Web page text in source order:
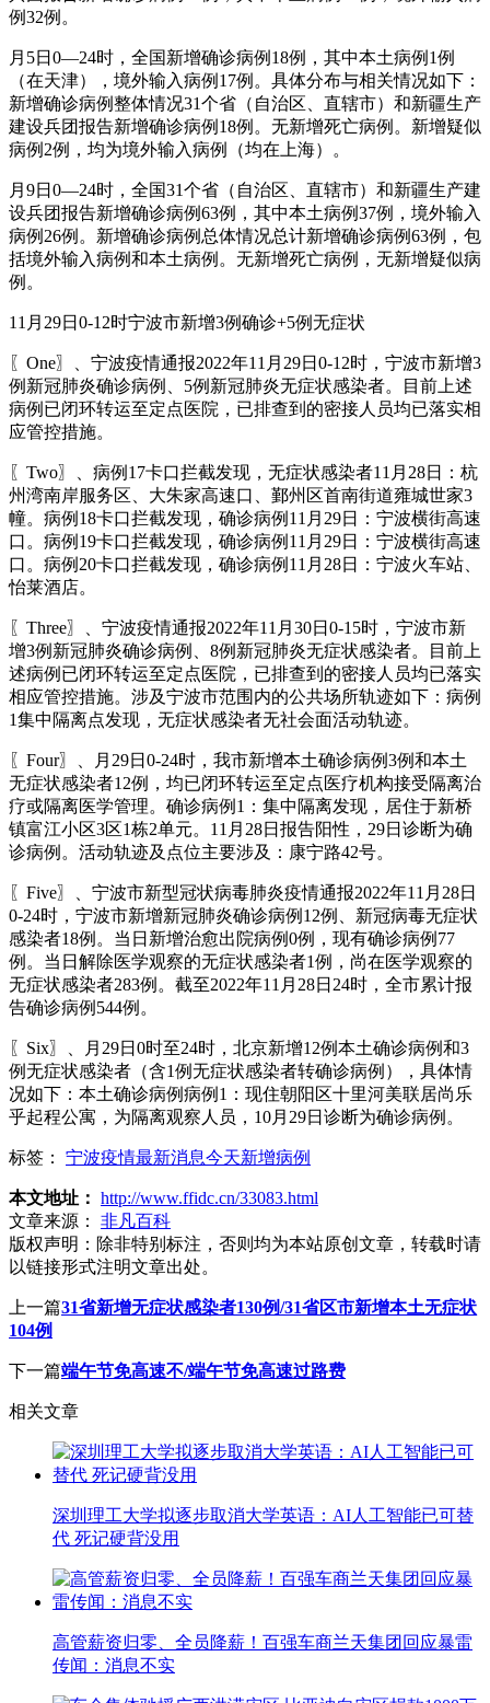
例32例。
月5日0—24时，全国新增确诊病例18例，其中本土病例1例
（在天津），境外输入病例17例。具体分布与相关情况如下：
新增确诊病例整体情况31个省（自治区、直辖市）和新疆生产
建设兵团报告新增确诊病例18例。无新增死亡病例。新增疑似
病例2例，均为境外输入病例（均在上海）。
月9日0—24时，全国31个省（自治区、直辖市）和新疆生产建
设兵团报告新增确诊病例63例，其中本土病例37例，境外输入
病例26例。新增确诊病例总体情况总计新增确诊病例63例，包
括境外输入病例和本土病例。无新增死亡病例，无新增疑似病
例。
11月29日0-12时宁波市新增3例确诊+5例无症状
〖One〗、宁波疫情通报2022年11月29日0-12时，宁波市新增3
例新冠肺炎确诊病例、5例新冠肺炎无症状感染者。目前上述
病例已闭环转运至定点医院，已排查到的密接人员均已落实相
应管控措施。
〖Two〗、病例17卡口拦截发现，无症状感染者11月28日：杭
州湾南岸服务区、大朱家高速口、鄞州区首南街道雍城世家3
幢。病例18卡口拦截发现，确诊病例11月29日：宁波横街高速
口。病例19卡口拦截发现，确诊病例11月29日：宁波横街高速
口。病例20卡口拦截发现，确诊病例11月28日：宁波火车站、
怡莱酒店。
〖Three〗、宁波疫情通报2022年11月30日0-15时，宁波市新
增3例新冠肺炎确诊病例、8例新冠肺炎无症状感染者。目前上
述病例已闭环转运至定点医院，已排查到的密接人员均已落实
相应管控措施。涉及宁波市范围内的公共场所轨迹如下：病例
1集中隔离点发现，无症状感染者无社会面活动轨迹。
〖Four〗、月29日0-24时，我市新增本土确诊病例3例和本土
无症状感染者12例，均已闭环转运至定点医疗机构接受隔离治
疗或隔离医学管理。确诊病例1：集中隔离发现，居住于新桥
镇富江小区3区1栋2单元。11月28日报告阳性，29日诊断为确
诊病例。活动轨迹及点位主要涉及：康宁路42号。
〖Five〗、宁波市新型冠状病毒肺炎疫情通报2022年11月28日
0-24时，宁波市新增新冠肺炎确诊病例12例、新冠病毒无症状
感染者18例。当日新增治愈出院病例0例，现有确诊病例77
例。当日解除医学观察的无症状感染者1例，尚在医学观察的
无症状感染者283例。截至2022年11月28日24时，全市累计报
告确诊病例544例。
〖Six〗、月29日0时至24时，北京新增12例本土确诊病例和3
例无症状感染者（含1例无症状感染者转确诊病例），具体情
况如下：本土确诊病例病例1：现住朝阳区十里河美联居尚乐
乎起程公寓，为隔离观察人员，10月29日诊断为确诊病例。
标签： 宁波疫情最新消息今天新增病例
本文地址： http://www.ffidc.cn/33083.html
文章来源：
非凡百科
版权声明： 除非特别标注，否则均为本站原创文章，转载时请
以链接形式注明文章出处。
上一篇31省新增无症状感染者130例/31省区市新增本土无症状
104例
下一篇端午节免高速不/端午节免高速过路费
相关文章
深圳理工大学拟逐步取消大学英语：AI人工智能已可替
代 死记硬背没用
高管薪资归零、全员降薪！百强车商兰天集团回应暴雷
传闻：消息不实